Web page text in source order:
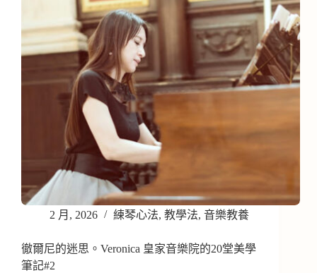
2 月, 2026 練琴心法, 教學法, 音樂教養
徹爾尼的迷思。Veronica 皇家音樂院的20堂美學
筆記#2